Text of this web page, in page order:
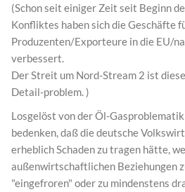
(Schon seit einiger Zeit seit Beginn
Konfliktes haben sich die Geschäfte
Produzenten/Exporteure in die EU/
verbessert.
Der Streit um Nord-Stream 2 ist
Detail-problem. )
Losgelöst von der Öl-
bedenken, daß die deutsche
erheblich Schaden zu tragen hätte,
außenwirtschaftlichen Beziehungen
"eingefroren" oder zu mindenstens